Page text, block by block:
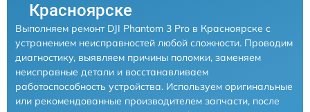
Красноярске
Выполняем ремонт DJI Phantom 3 Pro в Красноярске с
устранением неисправностей любой сложности. Проводим
диагностику, выявляем причины поломки, заменяем
неисправные детали и восстанавливаем
работоспособность устройства. Используем оригинальные
или рекомендованные производителем запчасти, после